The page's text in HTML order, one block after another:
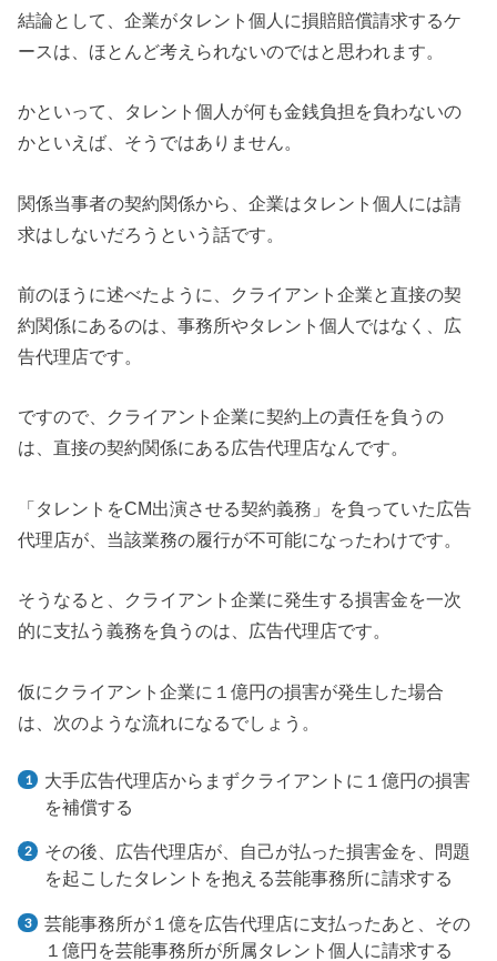
結論として、企業がタレント個人に損賠賠償請求するケ
ースは、ほとんど考えられないのではと思われます。
かといって、タレント個人が何も金銭負担を負わないの
かといえば、そうではありません。
関係当事者の契約関係から、企業はタレント個人には請
求はしないだろうという話です。
前のほうに述べたように、クライアント企業と直接の契
約関係にあるのは、事務所やタレント個人ではなく、広
告代理店です。
ですので、クライアント企業に契約上の責任を負うの
は、直接の契約関係にある広告代理店なんです。
「タレントをCM出演させる契約義務」を負っていた広告
代理店が、当該業務の履行が不可能になったわけです。
そうなると、クライアント企業に発生する損害金を一次
的に支払う義務を負うのは、広告代理店です。
仮にクライアント企業に１億円の損害が発生した場合
は、次のような流れになるでしょう。
大手広告代理店からまずクライアントに１億円の損害
を補償する
その後、広告代理店が、自己が払った損害金を、問題
を起こしたタレントを抱える芸能事務所に請求する
芸能事務所が１億を広告代理店に支払ったあと、その
１億円を芸能事務所が所属タレント個人に請求する